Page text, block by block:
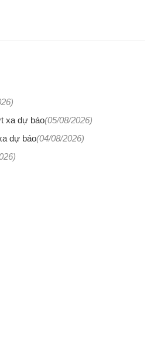
xa dự báo(05/08/2026)
dự báo(04/08/2026)